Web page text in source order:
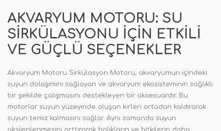
AKVARYUM MOTORU: SU
SIRKÜLASYONU İÇIN ETKILI
VE GÜÇLÜ SEÇENEKLER
Akvaryum Motoru Sirkülasyon Motoru, akvaryumun içindeki
suyun dolaşımını sağlayan ve akvaryum ekosisteminin sağlıklı
bir şekilde çalışmasını destekleyen bir aksesuardır. Bu
motorlar suyun yüzeyinde oluşan kirleri ortadan kaldırarak
suyun temiz kalmasını sağlar. Aynı zamanda suyun
oksijenlenmesini arttırarak balıkların ve bitkilerin daha